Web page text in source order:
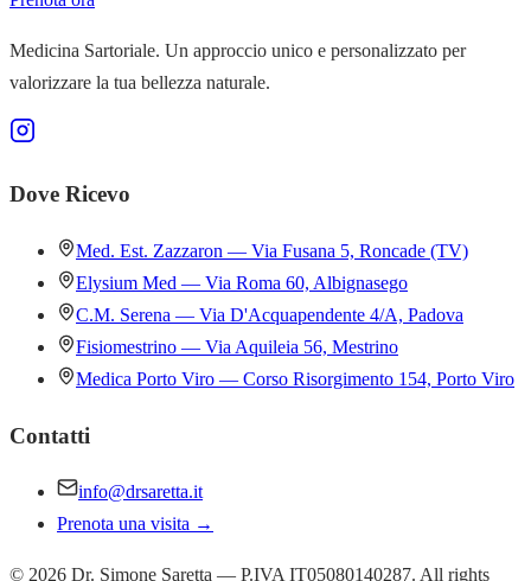
Medicina Sartoriale. Un approccio unico e personalizzato per
valorizzare la tua bellezza naturale.
Dove Ricevo
Med. Est. Zazzaron — Via Fusana 5, Roncade (TV)
Elysium Med — Via Roma 60, Albignasego
C.M. Serena — Via D'Acquapendente 4/A, Padova
Fisiomestrino — Via Aquileia 56, Mestrino
Medica Porto Viro — Corso Risorgimento 154, Porto Viro
Contatti
info@drsaretta.it
Prenota una visita →
© 2026 Dr. Simone Saretta — P.IVA IT05080140287. All rights